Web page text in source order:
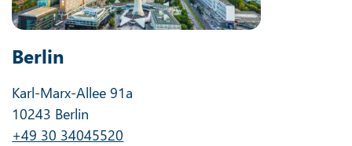
Berlin
Karl-Marx-Allee 91a
10243 Berlin
+49 30 34045520